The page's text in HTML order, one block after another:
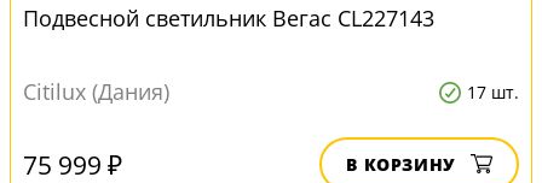
Подвесной светильник Вегас CL227143
Citilux (Дания) 17 шт.
75 999 ₽ В КОРЗИНУ